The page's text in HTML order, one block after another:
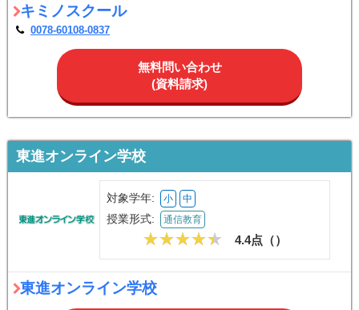
キミノスクール
0078-60108-0837
無料問い合わせ
(資料請求)
東進オンライン学校
対象学年: 小 中
授業形式: 通信教育
4.4点（）
東進オンライン学校